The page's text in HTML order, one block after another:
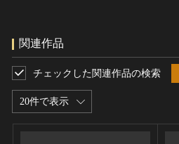
関連作品
20件で表示
チェックした関連作品の検索